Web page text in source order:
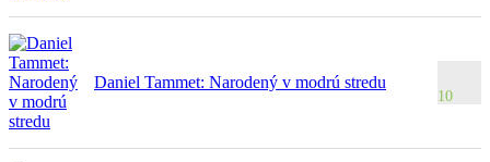
Daniel Tammet: Narodený v modrú stredu
10